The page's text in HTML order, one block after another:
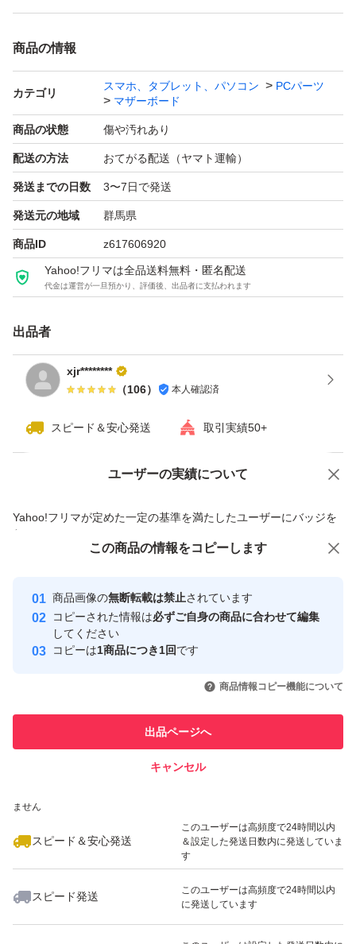
Samsung M378B5673FH0-CH9(DDR3 PC3-10600 2GB)
Samsung M378B5673FH0-CH9(DDR3 PC3-10600 2GB)
数年後、中身を入れ替えて外したまま、長年、部屋の片隅
でほったらかしになっていました。
全体的にはほこりっぽいです。
昔のパーツなので、気にされる方は購入はやめたほうがい
配送の際には、このままパーツをつけたまま、プチプチで
包んでダンボールに入れて送る予定です。
商品の情報
カテゴリ
スマホ、タブレット、パソコン
PCパーツ
マザーボード
商品の状態 傷や汚れあり
配送の方法 おてがる配送（ヤマト運輸）
発送までの日数 3〜7日で発送
発送元の地域 群馬県
商品ID z617606920
Yahoo!フリマは全品送料無料・匿名配送
代金は運営が一旦預かり、評価後、出品者に支払われます
出品者
xjr********
（106） 本人確認済
スピード＆安心発送 取引実績50+
ユーザーの実績について
Yahoo!フリマが定めた一定の基準を満たしたユーザーにバッジを
付与しています
安心取引出品者
心・安全なユーザーです
取引実績
引を完了させた実績があります
での取引実績があります
ません
スピード＆安心発送
このユーザーは高頻度で24時間以内
＆設定した発送日数内に発送していま
す
スピード発送
このユーザーは高頻度で24時間以内
に発送しています
価格の相談 商品への質問
この商品の情報をコピーします
商品画像の無断転載は禁止されています
コピーされた情報は必ずご自身の商品に合わせて編集
してください
コピーは1商品につき1回です
商品情報コピー機能について
出品ページへ
キャンセル
この商品をみている人にオススメ
いいね！
1,770